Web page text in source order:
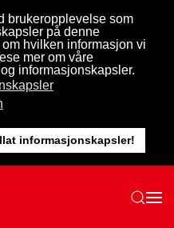
brukeropplevelse som
på denne
hvilken informasjon vi
mer om våre
informasjonskapsler.
informasjonskapsler!